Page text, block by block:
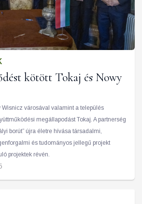
kötött Tokaj és Nowy
városával valamint a település
megállapodást Tokaj. A partnerség
borút” újra életre hívása társadalmi,
és tudományos jellegű projekt
projektek révén.